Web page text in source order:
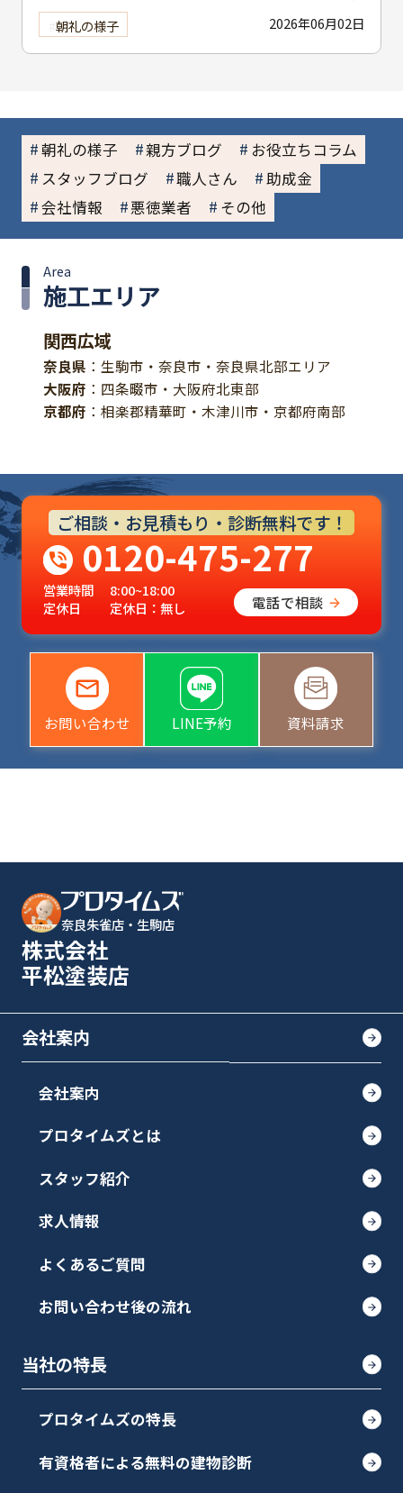
2026年06月02日
朝礼の様子
朝礼の様子 親方ブログ
お役立ちコラム
スタッフブログ
職人さん
助成金
会社情報
悪徳業者 その他
施工エリア
Area
関西広域
奈良県 ：生駒市・奈良市・奈良県北部エリア
大阪府 ：四条畷市・大阪府北東部
京都府 ：相楽郡精華町・木津川市・京都府南部
ご相談・お見積もり・診断無料です！
0120-475-277
営業時間
8:00~18:00
定休日
定休日：無し 電話で相談
お問い合わせ LINE予約 資料請求
奈良朱雀店・生駒店
株式会社
平松塗装店
会社案内
会社案内
プロタイムズとは
スタッフ紹介
求人情報
よくあるご質問
お問い合わせ後の流れ
当社の特長
プロタイムズの特長
有資格者による無料の建物診断